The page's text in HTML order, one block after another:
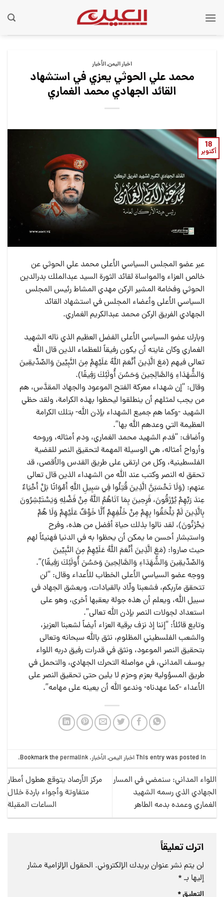
اخبار اليمن,الأخبار
محمد علي الحوثي يعزي في استشهاد
القائد الجهادي محمد الغماري
18
أكتوبر
عبر عضو المجلس السياسي الأعلى محمد علي الحوثي عن
خالص العزاء والمواساة لقائد الثورة السيد عبدالملك بدرالدين
الحوثي وفخامة المشير الركن مهدي المشاط رئيس المجلس
السياسي الأعلى وأعضاء المجلس في استشهاد القائد
الجهادي الفريق الركن محمد عبدالكريم الغماري.
وبارك عضو السياسي الأعلى الفضل العظيم الذي ناله الشهيد
الغماري وكان غايته أن يكون رفيقاً للعظماء الذين قال الله
تعالى فيهم ﴿مَعَ الَّذِينَ أَنْعَمَ اللَّهُ عَلَيْهِمْ مِنَ النَّبِيِّينَ وَالصِّدِّيقِينَ
وَالشُّهَدَاءِ وَالصَّالِحِينَ وَحَسُنَ أُولَئِكَ رَفِيقًا﴾.
وقال: “إن شهداء معركة الفتح الموعود والجهاد المقدَّس، هم
من يجب لمثلهم أن ينطلقوا ليحظوا بهذه الكرامة، ولقد حظي
الشهيد -وكما هم جميع الشهداء بإذن الله- بتلك الكرامة
العظيمة التي وعدهم الله بها”.
وأضاف: “فدم الشهيد محمد الغماري، ودم أمثاله، وروحه
وأرواح أمثاله، هي الوسيلة المهمة لتحقيق النصر للقضية
الفلسطينية، وكل من ارتقى على طريق القدس والأقصى، قد
تحقق له النصر وكتب عند الله من الشهداء الذين قال تعالى
عنهم: ﴿وَلَا تَحْسَبَنَّ الَّذِينَ قُتِلُوا فِي سَبِيلِ اللَّهِ أَمْوَاتًا بَلْ أَحْيَاءٌ
عِندَ رَبِّهِمْ يُرْزَقُونَ، فَرِحِينَ بِمَا آتَاهُمُ اللَّهُ مِنْ فَضْلِهِ وَيَسْتَبْشِرُونَ
بِالَّذِينَ لَمْ يَلْحَقُوا بِهِمْ مِنْ خَلْفِهِمْ أَلَّا خَوْفٌ عَلَيْهِمْ وَلَا هُمْ
يَحْزَنُونَ﴾، لقد نالوا بذلك حياة أفضل من هذه، وفرح
واستبشار أحسن ما يمكن أن يحظوا به في الدنيا فهنيئاً لهم
حيث صاروا: ﴿مَعَ الَّذِينَ أَنْعَمَ اللَّهُ عَلَيْهِمْ مِنَ النَّبِيِّينَ
وَالصِّدِّيقِينَ وَالشُّهَدَاءِ وَالصَّالِحِينَ وَحَسُنَ أُولَئِكَ رَفِيقًا﴾”.
ووجه عضو السياسي الأعلى الخطاب للأعداء وقال: “لن
تتحقق مآربكم، فشعبنا ولّاد بالقيادات، ويعشق الجهاد في
سبيل الله، ويعلم أن هذه جولة يعقبها أخرى، وهو على
استعداد لجولات النصر بإذن الله تعالى”.
وتابع قائلاً: “إننا إذ نزف برقية العزاء أيضاً لشعبنا العزيز،
والشعب الفلسطيني المظلوم، نثق بالله سبحانه وتعالى
بتحقيق النصر الموعود، ونثق في قدرات رفيق دربه اللواء
يوسف المداني، في مواصلة التحرك الجهادي، والتحمل في
طريق المسؤولية بعزم وحزم لا يلين حتى تحقيق النصر على
الأعداء -كما عهدناه- وندعو الله أن يعينه على مهامه”.
This entry was posted inاخبار اليمن,الأخبار. Bookmark the
permalink
.
اللواء المداني: سنمضي في المسار
الجهادي الذي رسمه الشهيد
الغماري وعمده بدمه الطاهر
مركز الأرصاد يتوقع هطول أمطار
متفاوتة وأجواء باردة خلال
الساعات المقبلة
اترك تعليقاً
لن يتم نشر عنوان بريدك الإلكتروني. الحقول الإلزامية مشار
إليها بـ *
التعليق*